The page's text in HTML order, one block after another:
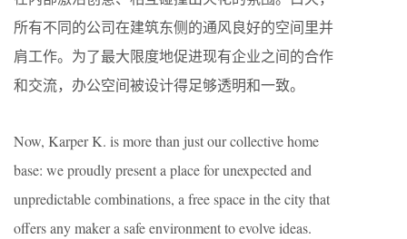
所有不同的公司在建筑东侧的通风良好的空间里并
肩工作。为了最大限度地促进现有企业之间的合作
和交流，办公空间被设计得足够透明和一致。
Now, Karper K. is more than just our collective home
base: we proudly present a place for unexpected and
unpredictable combinations, a free space in the city that
offers any maker a safe environment to evolve ideas.